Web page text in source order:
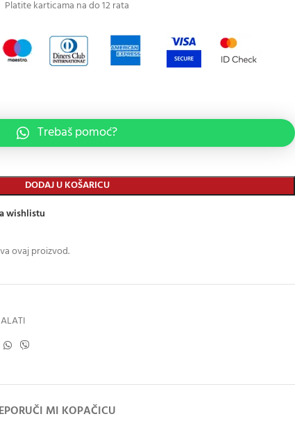
Platite karticama na do 12 rata
DODAJ U KOŠARICU
Trebaš pomoć?
wishlistu
ovaj proizvod.
MI KOPAČICU